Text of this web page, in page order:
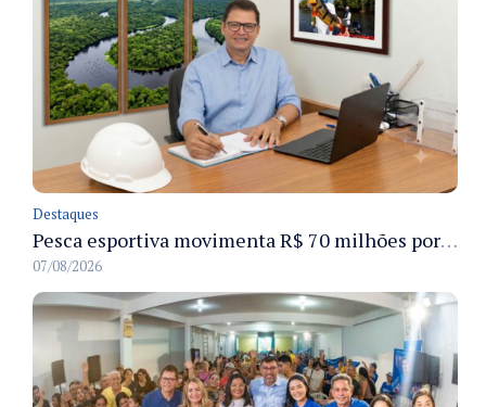
Destaques
Pesca esportiva movimenta R$ 70 milhões por ano e ganha espaço na economia sustentável do Amazonas
07/08/2026